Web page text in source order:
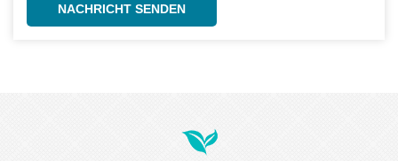
NACHRICHT SENDEN